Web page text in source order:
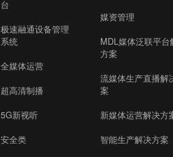
台
极速融通设备管理
系统
全媒体运营
超高清制播
5G新视听
安全类
媒资管理
MDL媒体泛联平台
方案
流媒体生产直播解
案
新媒体运营解决方
智能生产解决方案